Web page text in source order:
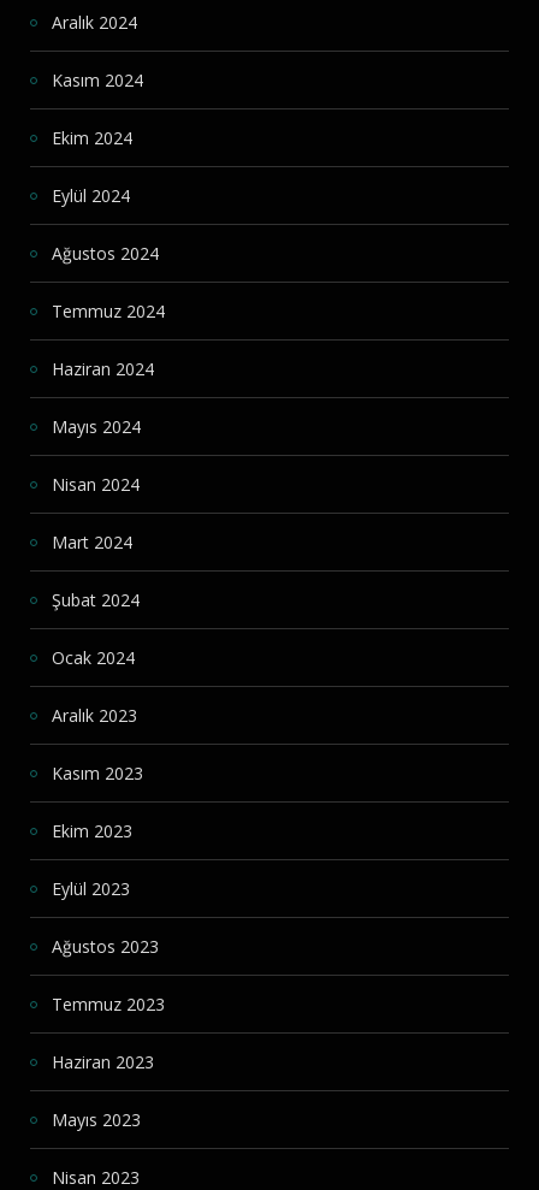
Aralık 2024
Kasım 2024
Ekim 2024
Eylül 2024
Ağustos 2024
Temmuz 2024
Haziran 2024
Mayıs 2024
Nisan 2024
Mart 2024
Şubat 2024
Ocak 2024
Aralık 2023
Kasım 2023
Ekim 2023
Eylül 2023
Ağustos 2023
Temmuz 2023
Haziran 2023
Mayıs 2023
Nisan 2023